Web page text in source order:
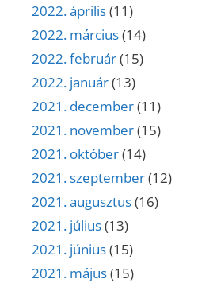
2022. április(11)
2022. március(14)
2022. február(15)
2022. január(13)
2021. december(11)
2021. november(15)
2021. október(14)
2021. szeptember(12)
2021. augusztus(16)
2021. július(13)
2021. június(15)
2021. május(15)